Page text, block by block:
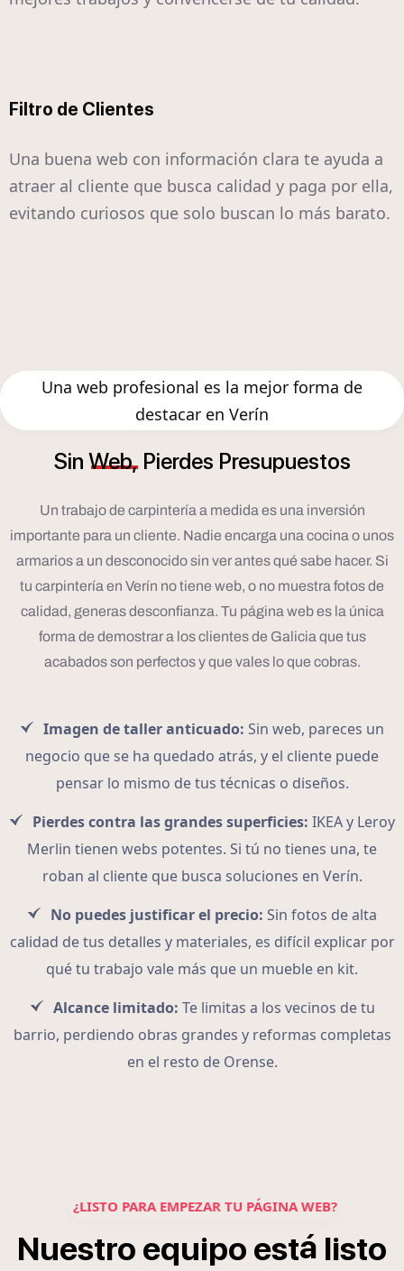
Filtro de Clientes
Una buena web con información clara te ayuda a
atraer al cliente que busca calidad y paga por ella,
evitando curiosos que solo buscan lo más barato.
Una web profesional es la mejor forma de
destacar en Verín
Sin Web, Pierdes Presupuestos
Un trabajo de carpintería a medida es una inversión
importante para un cliente. Nadie encarga una cocina o unos
armarios a un desconocido sin ver antes qué sabe hacer. Si
tu carpintería en Verín no tiene web, o no muestra fotos de
calidad, generas desconfianza. Tu página web es la única
forma de demostrar a los clientes de Galicia que tus
acabados son perfectos y que vales lo que cobras.
Imagen de taller anticuado: Sin web, pareces un
negocio que se ha quedado atrás, y el cliente puede
pensar lo mismo de tus técnicas o diseños.
Pierdes contra las grandes superficies: IKEA y Leroy
Merlin tienen webs potentes. Si tú no tienes una, te
roban al cliente que busca soluciones en Verín.
No puedes justificar el precio: Sin fotos de alta
calidad de tus detalles y materiales, es difícil explicar por
qué tu trabajo vale más que un mueble en kit.
Alcance limitado: Te limitas a los vecinos de tu
barrio, perdiendo obras grandes y reformas completas
en el resto de Orense.
¿LISTO PARA EMPEZAR TU PÁGINA WEB?
Nuestro equipo está listo